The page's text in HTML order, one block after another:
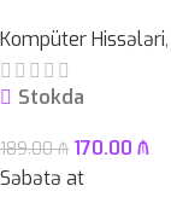
Kompüter Hissələri,
Stokda
189.00₼ 170.00 ₼
Səbətə at